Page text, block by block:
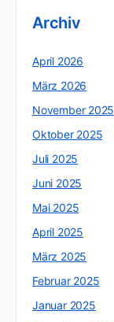
Archiv
April 2026
März 2026
November 2025
Oktober 2025
Juli 2025
Juni 2025
Mai 2025
April 2025
März 2025
Februar 2025
Januar 2025